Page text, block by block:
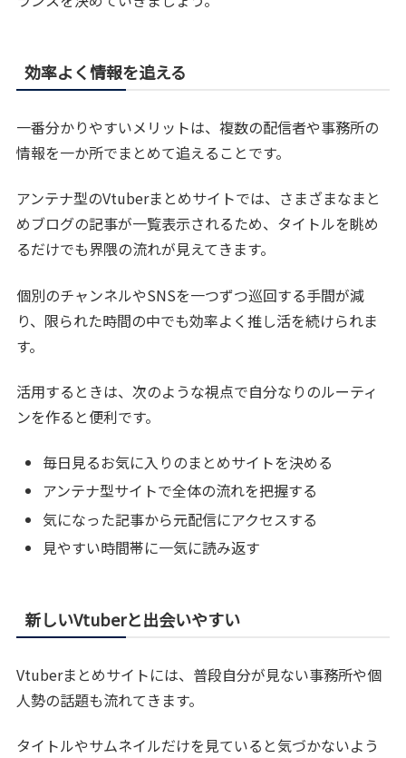
効率よく情報を追える
一番分かりやすいメリットは、複数の配信者や事務所の
情報を一か所でまとめて追えることです。
アンテナ型のVtuberまとめサイトでは、さまざまなまと
めブログの記事が一覧表示されるため、タイトルを眺め
るだけでも界隈の流れが見えてきます。
個別のチャンネルやSNSを一つずつ巡回する手間が減
り、限られた時間の中でも効率よく推し活を続けられま
す。
活用するときは、次のような視点で自分なりのルーティ
ンを作ると便利です。
毎日見るお気に入りのまとめサイトを決める
アンテナ型サイトで全体の流れを把握する
気になった記事から元配信にアクセスする
見やすい時間帯に一気に読み返す
新しいVtuberと出会いやすい
Vtuberまとめサイトには、普段自分が見ない事務所や個
人勢の話題も流れてきます。
タイトルやサムネイルだけを見ていると気づかないよう